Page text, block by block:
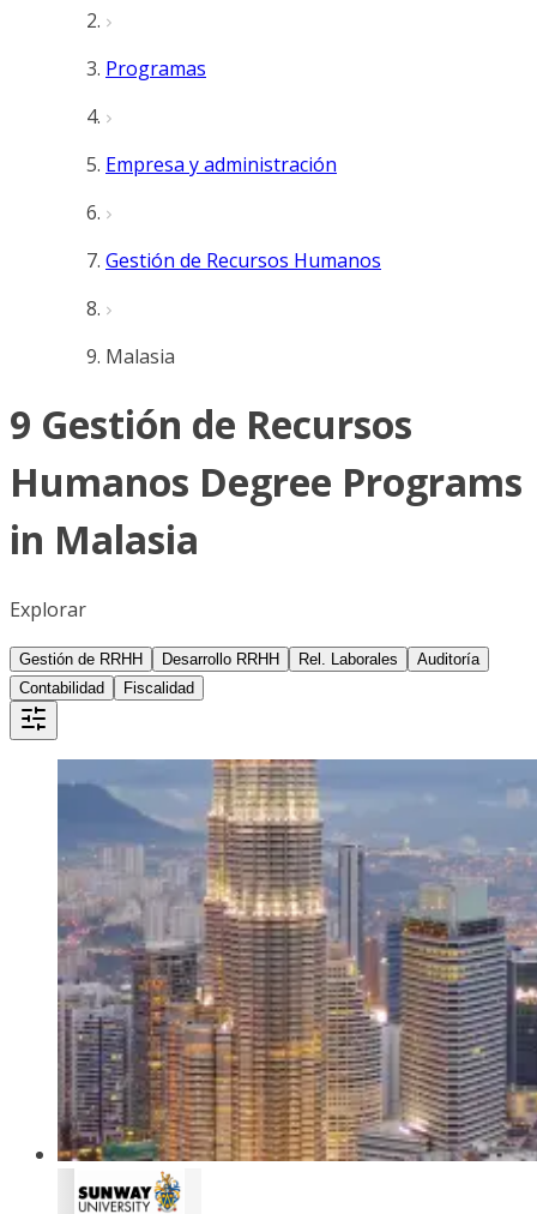
Programas
Empresa y administración
Gestión de Recursos Humanos
Malasia
9 Gestión de Recursos
Humanos Degree Programs
in Malasia
Explorar
Gestión de RRHH Desarrollo RRHH Rel. Laborales
Auditoría
Contabilidad
Fiscalidad